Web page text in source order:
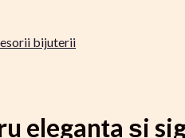
bijuterii
eleganța și